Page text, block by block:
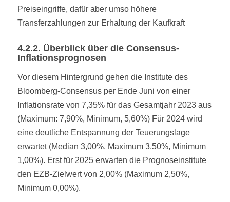
Preiseingriffe, dafür aber umso höhere
Transferzahlungen zur Erhaltung der Kaufkraft
4.2.2. Überblick über die Consensus-
Inflationsprognosen
Vor diesem Hintergrund gehen die Institute des
Bloomberg-Consensus per Ende Juni von einer
Inflationsrate von 7,35% für das Gesamtjahr 2023 aus
(Maximum: 7,90%, Minimum, 5,60%) Für 2024 wird
eine deutliche Entspannung der Teuerungslage
erwartet (Median 3,00%, Maximum 3,50%, Minimum
1,00%). Erst für 2025 erwarten die Prognoseinstitute
den EZB-Zielwert von 2,00% (Maximum 2,50%,
Minimum 0,00%).